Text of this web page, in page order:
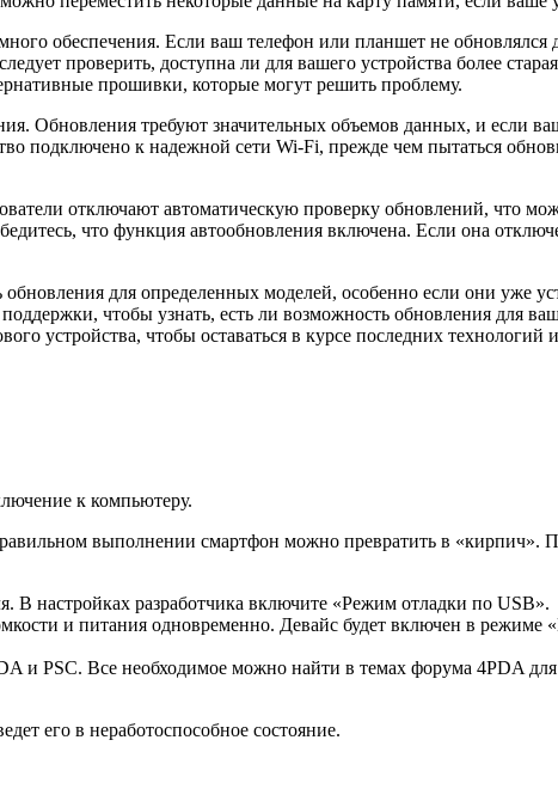
обеспечения. Если ваш телефон или планшет не
проверить, доступна ли для вашего устройства более
прошивки, которые могут решить проблему.
Обновления требуют значительных объемов данных, и если
подключено к надежной сети Wi-Fi, прежде чем пытаться
отключают автоматическую проверку обновлений, что
что функция автообновления включена. Если она
для определенных моделей, особенно если они уже
чтобы узнать, есть ли возможность обновления для
устройства, чтобы оставаться в курсе последних технологий
к компьютеру.
выполнении смартфон можно превратить в «кирпич».
настройках разработчика включите «Режим отладки по USB».
и питания одновременно. Девайс будет включен в режиме
и PSC. Все необходимое можно найти в темах форума 4PDA
его в неработоспособное состояние.